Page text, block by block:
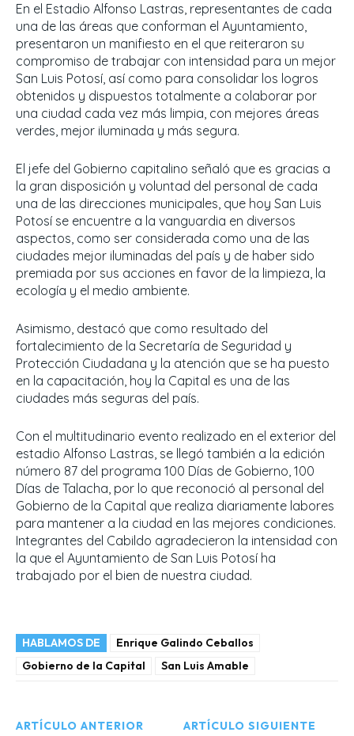
En el Estadio Alfonso Lastras, representantes de cada
una de las áreas que conforman el Ayuntamiento,
presentaron un manifiesto en el que reiteraron su
compromiso de trabajar con intensidad para un mejor
San Luis Potosí, así como para consolidar los logros
obtenidos y dispuestos totalmente a colaborar por
una ciudad cada vez más limpia, con mejores áreas
verdes, mejor iluminada y más segura.
El jefe del Gobierno capitalino señaló que es gracias a
la gran disposición y voluntad del personal de cada
una de las direcciones municipales, que hoy San Luis
Potosí se encuentre a la vanguardia en diversos
aspectos, como ser considerada como una de las
ciudades mejor iluminadas del país y de haber sido
premiada por sus acciones en favor de la limpieza, la
ecología y el medio ambiente.
Asimismo, destacó que como resultado del
fortalecimiento de la Secretaría de Seguridad y
Protección Ciudadana y la atención que se ha puesto
en la capacitación, hoy la Capital es una de las
ciudades más seguras del país.
Con el multitudinario evento realizado en el exterior del
estadio Alfonso Lastras, se llegó también a la edición
número 87 del programa 100 Días de Gobierno, 100
Días de Talacha, por lo que reconoció al personal del
Gobierno de la Capital que realiza diariamente labores
para mantener a la ciudad en las mejores condiciones.
Integrantes del Cabildo agradecieron la intensidad con
la que el Ayuntamiento de San Luis Potosí ha
trabajado por el bien de nuestra ciudad.
HABLAMOS DE
Enrique Galindo Ceballos
Gobierno de la Capital
San Luis Amable
ARTÍCULO ANTERIOR ARTÍCULO SIGUIENTE